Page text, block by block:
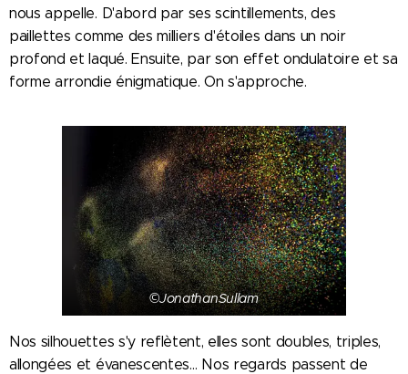
nous appelle. D'abord par ses scintillements, des
paillettes comme des milliers d'étoiles dans un noir
profond et laqué. Ensuite, par son effet ondulatoire et sa
forme arrondie énigmatique. On s'approche.
©JonathanSullam
Nos silhouettes s'y reflètent, elles sont doubles, triples,
allongées et évanescentes… Nos regards passent de